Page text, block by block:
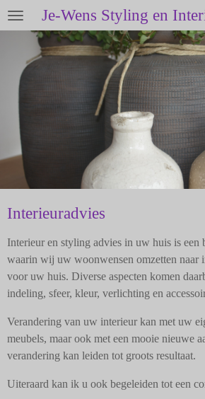
Ga
direct
hoofdinhoud
Je-Wens Styling en
Interieuradvies
Interieur en styling advies in uw huis is een
waarin wij uw woonwensen omzetten naar
voor uw huis. Diverse aspecten komen
indeling, sfeer, kleur, verlichting en
Verandering van uw interieur kan met uw
meubels, maar ook met een mooie nieuwe
verandering kan leiden tot groots resultaat.
Uiteraard kan ik u ook begeleiden tot een